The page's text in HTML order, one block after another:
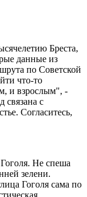
Бреста,
данные из
по Советской
что-то
и взрослым", -
связана с
Согласитесь,
Не спеша
зелени.
Гоголя сама по